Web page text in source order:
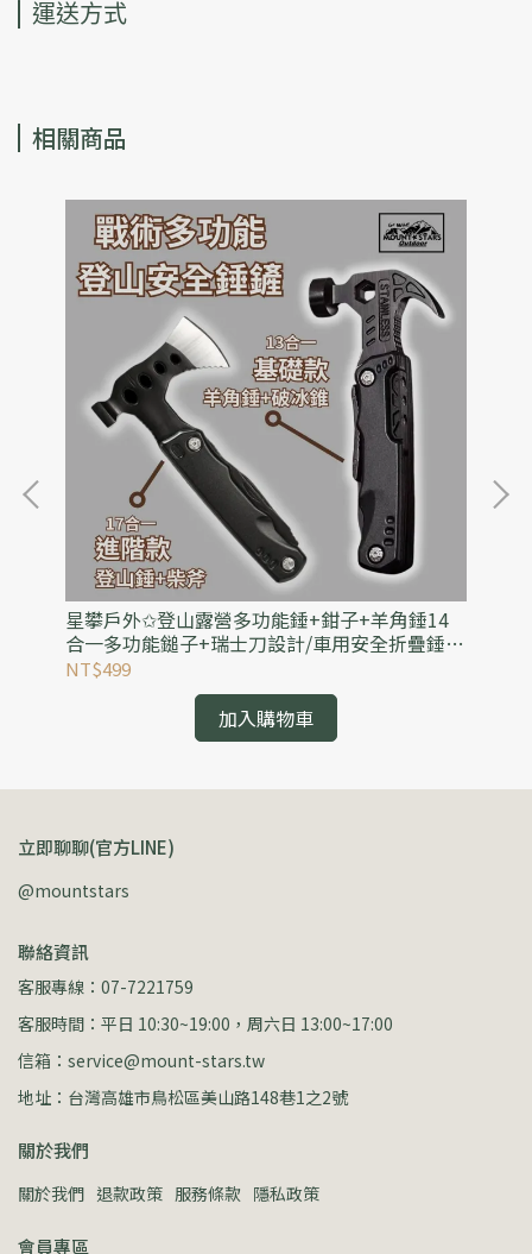
運送方式
相關商品
星攀戶外✩登山露營多功能錘+鉗子+羊角錘14
合一多功能鎚子+瑞士刀設計/車用安全折疊錘.
可破窗逃生錘.露營野營求生小刀
NT$499
加入購物車
立即聊聊(官方LINE)
@mountstars
聯絡資訊
客服專線：07-7221759
客服時間：平日 10:30~19:00，周六日 13:00~17:00
信箱：service@mount-stars.tw
地址：台灣高雄市鳥松區美山路148巷1之2號
關於我們
關於我們 退款政策 服務條款 隱私政策
會員專區